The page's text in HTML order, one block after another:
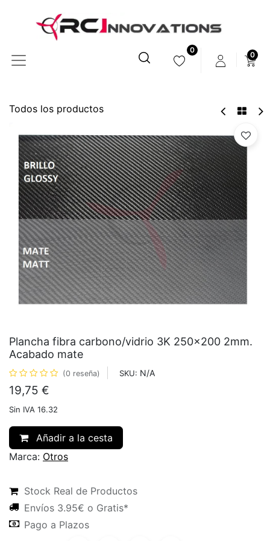
0
0
Todos los productos
Plancha fibra carbono/vidrio 3K 250x200 2mm.
Acabado mate
(0 reseña) SKU: N/A
19,75 €
Sin IVA 16.32
Añadir a la cesta
Marca: Otros
Stock Real de Productos
Envíos 3.95€ o Gratis*
Pago a Plazos